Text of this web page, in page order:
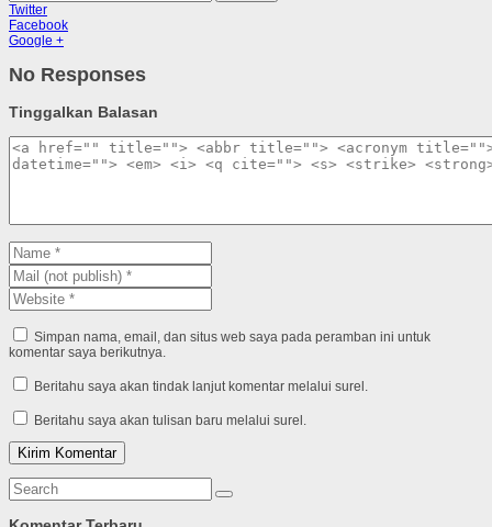
Twitter
Facebook
Google +
No Responses
Tinggalkan Balasan
Simpan nama, email, dan situs web saya pada peramban ini untuk
komentar saya berikutnya.
Beritahu saya akan tindak lanjut komentar melalui surel.
Beritahu saya akan tulisan baru melalui surel.